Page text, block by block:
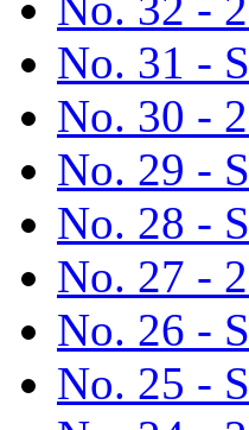
No. 31 -
No. 30 -
No. 29 -
No. 28 -
No. 27 -
No. 26 -
No. 25 -